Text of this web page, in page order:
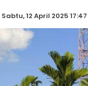
Sabtu, 12 April 2025 17:47